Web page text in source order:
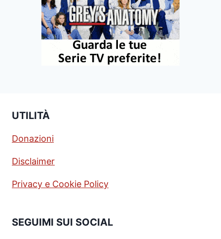
UTILITÀ
Donazioni
Disclaimer
Privacy e Cookie Policy
SEGUIMI SUI SOCIAL